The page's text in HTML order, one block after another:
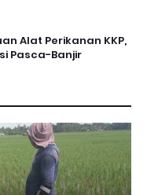
Alat Perikanan KKP,
Pasca-Banjir